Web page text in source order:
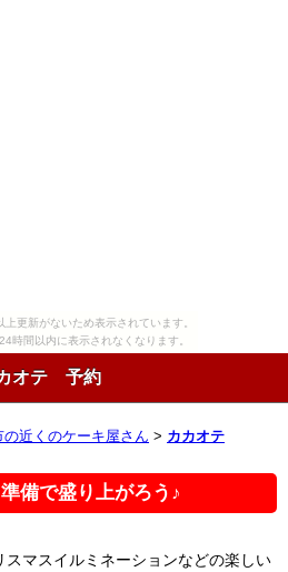
更新がないため表示されています。
時間以内に表示されなくなります。
オテ 予約
の近くのケーキ屋さん > カカオテ
備で盛り上がろう♪
スマスイルミネーションなどの楽しい